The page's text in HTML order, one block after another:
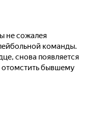
не сожалея
команды.
снова появляется
отомстить бывшему